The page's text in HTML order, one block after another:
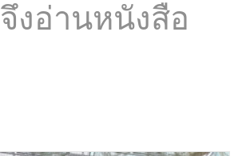
จึงอ่านหนังสือ